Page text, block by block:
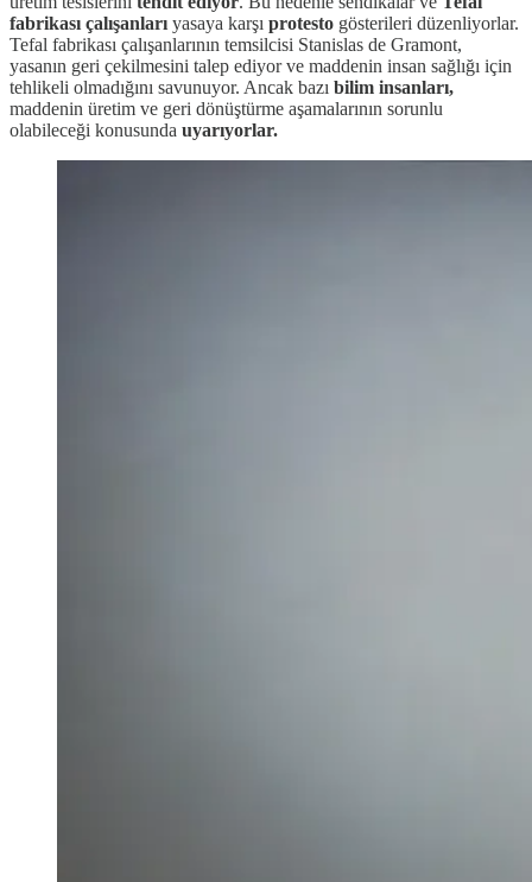
fabrikası çalışanları yasaya karşı protesto gösterileri düzenliyorlar.
Tefal fabrikası çalışanlarının temsilcisi Stanislas de Gramont,
yasanın geri çekilmesini talep ediyor ve maddenin insan sağlığı için
tehlikeli olmadığını savunuyor. Ancak bazı bilim insanları,
maddenin üretim ve geri dönüştürme aşamalarının sorunlu
olabileceği konusunda uyarıyorlar.